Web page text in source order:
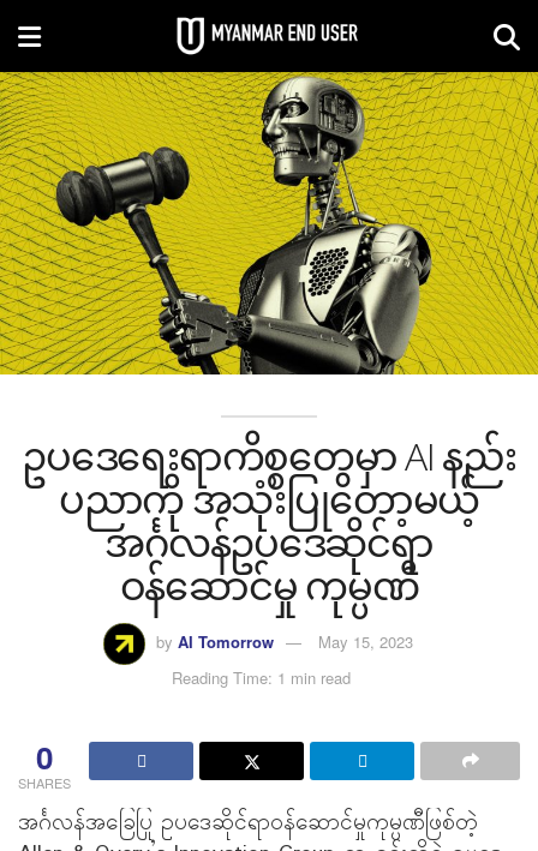
ဥပဒေရေးရာကိစ္စတွေမှာ AI နည်း
ပညာကို အသုံးပြုတော့မယ့်
အင်္ဂလန်ဥပဒေဆိုင်ရာ
ဝန်ဆောင်မှု ကုမ္ပဏီ
by AI Tomorrow
May 15, 2023
Reading Time: 1 min read
0
SHARES
အင်္ဂလန်အခြေပြု ဥပဒေဆိုင်ရာဝန်ဆောင်မှုကုမ္ပဏီဖြစ်တဲ့